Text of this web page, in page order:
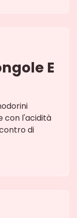
E
con l'acidità
di